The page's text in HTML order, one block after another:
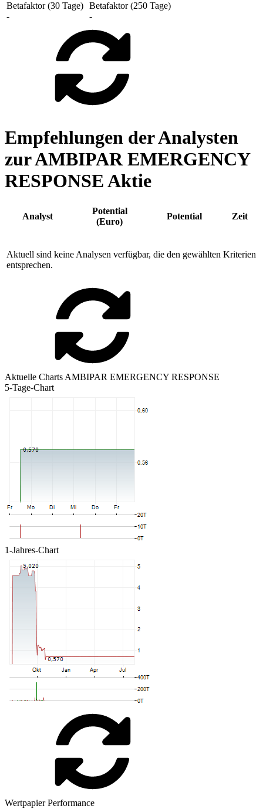
Betafaktor (30 Tage)
-
Betafaktor (250 Tage)
-
Empfehlungen der Analysten
zur AMBIPAR EMERGENCY
RESPONSE Aktie
Analyst
Potential
(Euro)
Potential Zeit
Aktuell sind keine Analysen verfügbar, die den gewählten Kriterien
entsprechen.
Aktuelle Charts AMBIPAR EMERGENCY RESPONSE
5-Tage-Chart
1-Jahres-Chart
Wertpapier Performance